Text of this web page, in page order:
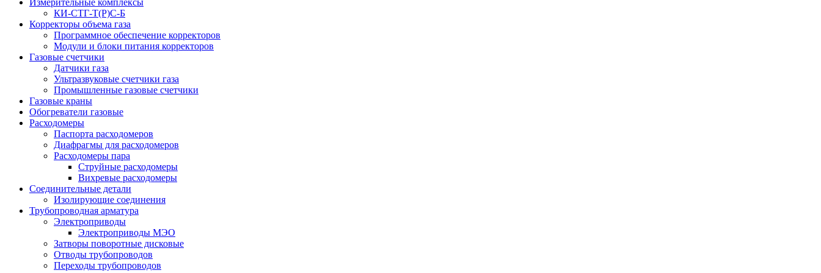
Измерительные комплексы
КИ-СТГ-Т(Р)С-Б
Корректоры объема газа
Программное обеспечение корректоров
Модули и блоки питания корректоров
Газовые счетчики
Датчики газа
Ультразвуковые счетчики газа
Промышленные газовые счетчики
Газовые краны
Обогреватели газовые
Расходомеры
Паспорта расходомеров
Диафрагмы для расходомеров
Расходомеры пара
Струйные расходомеры
Вихревые расходомеры
Соединительные детали
Изолирующие соединения
Трубопроводная арматура
Электроприводы
Электроприводы МЭО
Затворы поворотные дисковые
Отводы трубопроводов
Переходы трубопроводов